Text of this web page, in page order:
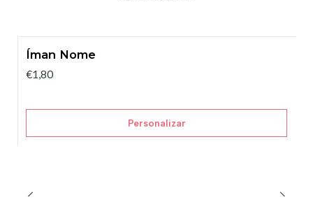
Íman Nome
€1,80
Personalizar